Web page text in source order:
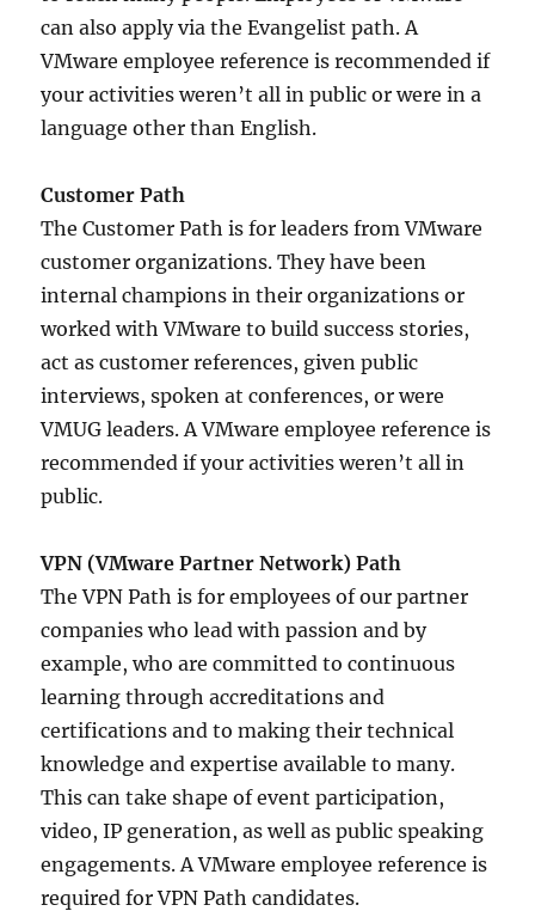
can also apply via the Evangelist path. A
VMware employee reference is recommended if
your activities weren’t all in public or were in a
language other than English.
Customer Path
The Customer Path is for leaders from VMware
customer organizations. They have been
internal champions in their organizations or
worked with VMware to build success stories,
act as customer references, given public
interviews, spoken at conferences, or were
VMUG leaders. A VMware employee reference is
recommended if your activities weren’t all in
public.
VPN (VMware Partner Network) Path
The VPN Path is for employees of our partner
companies who lead with passion and by
example, who are committed to continuous
learning through accreditations and
certifications and to making their technical
knowledge and expertise available to many.
This can take shape of event participation,
video, IP generation, as well as public speaking
engagements. A VMware employee reference is
required for VPN Path candidates.